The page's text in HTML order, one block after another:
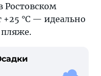
Ростовском
°C — идеально
пляже.